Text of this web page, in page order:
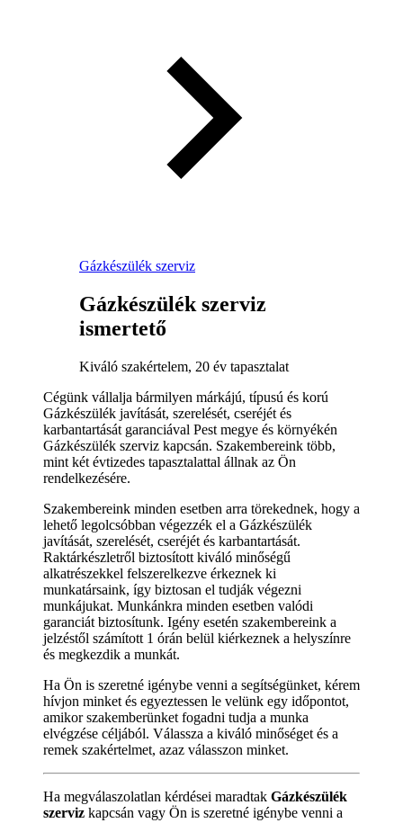
Gázkészülék szerviz
Gázkészülék szerviz
ismertető
Kiváló szakértelem, 20 év tapasztalat
Cégünk vállalja bármilyen márkájú, típusú és korú
Gázkészülék javítását, szerelését, cseréjét és
karbantartását garanciával Pest megye és környékén
Gázkészülék szerviz kapcsán. Szakembereink több,
mint két évtizedes tapasztalattal állnak az Ön
rendelkezésére.
Szakembereink minden esetben arra törekednek, hogy a
lehető legolcsóbban végezzék el a Gázkészülék
javítását, szerelését, cseréjét és karbantartását.
Raktárkészletről biztosított kiváló minőségű
alkatrészekkel felszerelkezve érkeznek ki
munkatársaink, így biztosan el tudják végezni
munkájukat. Munkánkra minden esetben valódi
garanciát biztosítunk. Igény esetén szakembereink a
jelzéstől számított 1 órán belül kiérkeznek a helyszínre
és megkezdik a munkát.
Ha Ön is szeretné igénybe venni a segítségünket, kérem
hívjon minket és egyeztessen le velünk egy időpontot,
amikor szakemberünket fogadni tudja a munka
elvégzése céljából. Válassza a kiváló minőséget és a
remek szakértelmet, azaz válasszon minket.
Ha megválaszolatlan kérdései maradtak Gázkészülék
szerviz kapcsán vagy Ön is szeretné igénybe venni a